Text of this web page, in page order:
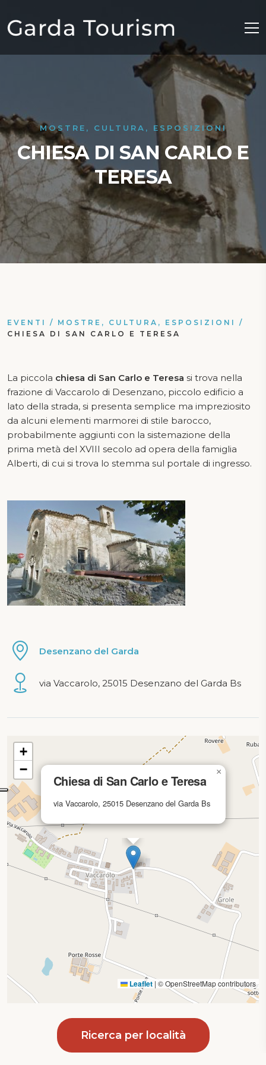
MOSTRE, CULTURA, ESPOSIZIONI
CHIESA DI SAN CARLO E
TERESA
EVENTI / MOSTRE, CULTURA, ESPOSIZIONI
/
CHIESA DI SAN CARLO E TERESA
La piccola chiesa di San Carlo e Teresa si trova nella
frazione di Vaccarolo di Desenzano, piccolo edificio a
lato della strada, si presenta semplice ma impreziosito
da alcuni elementi marmorei di stile barocco,
probabilmente aggiunti con la sistemazione della
prima metà del XVIII secolo ad opera della famiglia
Alberti, di cui si trova lo stemma sul portale di ingresso.
Desenzano del Garda
via Vaccarolo, 25015 Desenzano del Garda Bs
mappa in caricamento...
Chiesa di San Carlo e Teresa
via Vaccarolo, 25015 Desenzano del Garda Bs
×
+
−
Leaflet | © OpenStreetMap contributors
Ricerca per località